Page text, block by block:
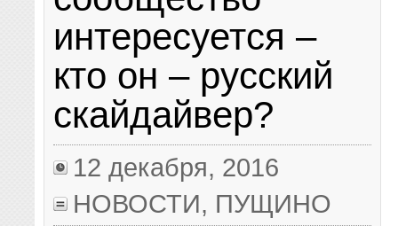
интересуется –
кто он – русский
скайдайвер?
12 декабря, 2016
НОВОСТИ, ПУЩИНО